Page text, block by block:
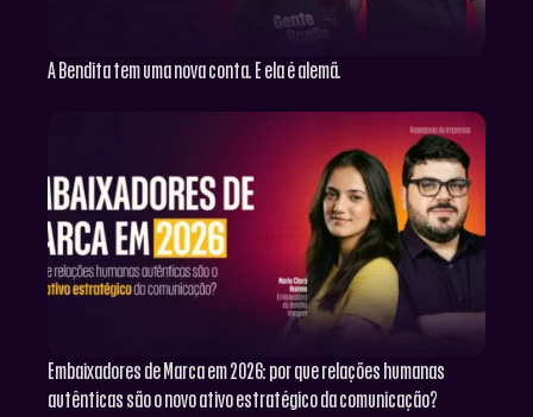
A Bendita tem uma nova conta. E ela é alemã.
Embaixadores de Marca em 2026: por que relações humanas
autênticas são o novo ativo estratégico da comunicação?